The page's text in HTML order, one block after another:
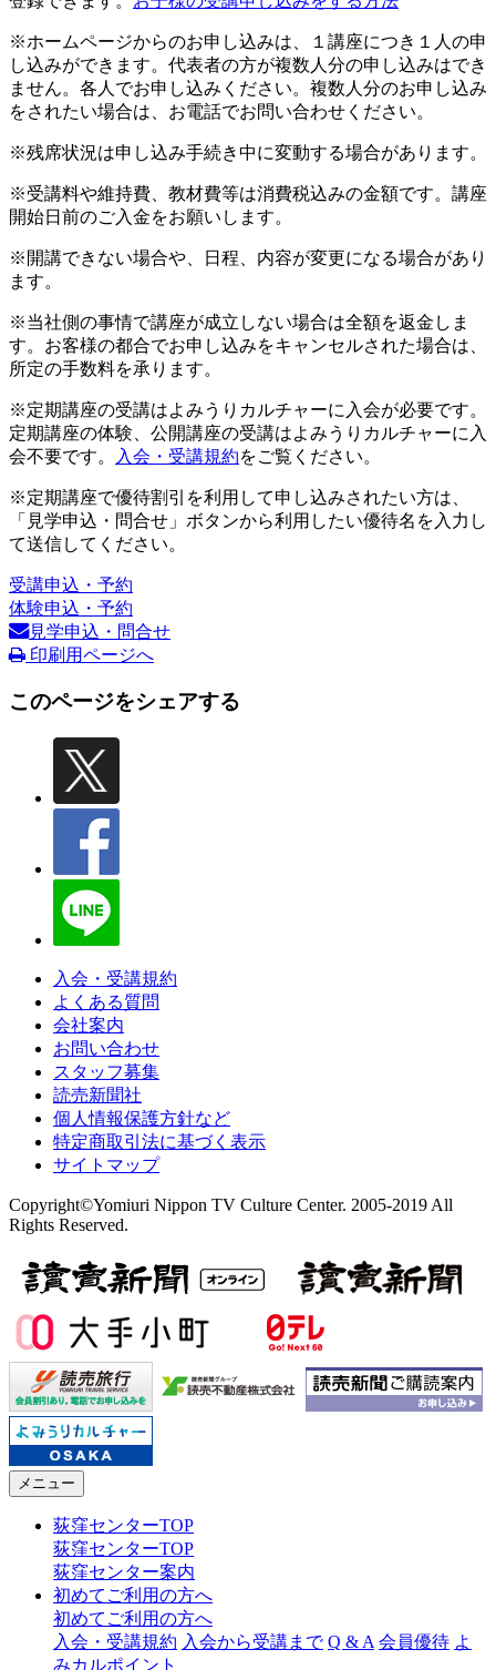
※ホームページからのお申し込みは、１講座につき１人の申
し込みができます。代表者の方が複数人分の申し込みはでき
ません。各人でお申し込みください。複数人分のお申し込み
をされたい場合は、お電話でお問い合わせください。
※残席状況は申し込み手続き中に変動する場合があります。
※受講料や維持費、教材費等は消費税込みの金額です。講座
開始日前のご入金をお願いします。
※開講できない場合や、日程、内容が変更になる場合があり
ます。
※当社側の事情で講座が成立しない場合は全額を返金しま
す。お客様の都合でお申し込みをキャンセルされた場合は、
所定の手数料を承ります。
※定期講座の受講はよみうりカルチャーに入会が必要です。
定期講座の体験、公開講座の受講はよみうりカルチャーに入
会不要です。
入会・受講規約をご覧ください。
※定期講座で優待割引を利用して申し込みされたい方は、
「見学申込・問合せ」ボタンから利用したい優待名を入力し
て送信してください。
受講申込・予約
体験申込・予約
見学申込・問合せ
印刷用ページへ
このページをシェアする
入会・受講規約
よくある質問
会社案内
お問い合わせ
スタッフ募集
読売新聞社
個人情報保護方針など
特定商取引法に基づく表示
サイトマップ
Copyright©Yomiuri Nippon TV Culture Center. 2005-2019 All
Rights Reserved.
メニュー
荻窪センターTOP
荻窪センターTOP
荻窪センター案内
初めてご利用の方へ
初めてご利用の方へ
入会・受講規約 入会から受講まで Q & A 会員優待 よ
みカルポイント